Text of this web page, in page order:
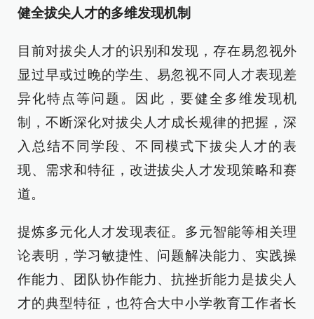
健全拔尖人才的多维发现机制
目前对拔尖人才的识别和发现，存在易忽视外
显过早或过晚的学生、易忽视不同人才表现差
异化特点等问题。因此，要健全多维发现机
制，不断深化对拔尖人才成长规律的把握，深
入总结不同学段、不同模式下拔尖人才的表
现、需求和特征，改进拔尖人才发现策略和赛
道。
提炼多元化人才发现表征。多元智能等相关理
论表明，学习敏捷性、问题解决能力、实践操
作能力、团队协作能力、抗挫折能力是拔尖人
才的典型特征，也符合大中小学教育工作者长